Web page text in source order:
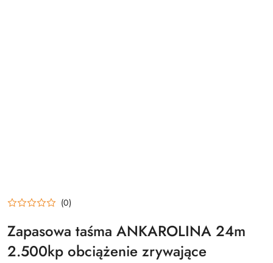
(0)
Zapasowa taśma ANKAROLINA 24m
2.500kp obciążenie zrywające